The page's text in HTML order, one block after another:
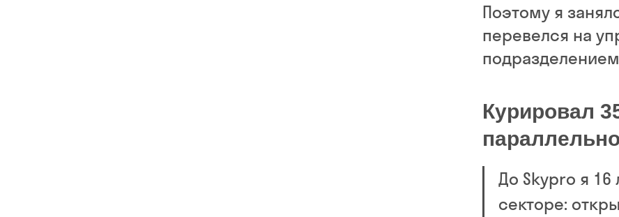
Поэтому я
перевелся на
Курировал
До Skypro я 16
секторе: